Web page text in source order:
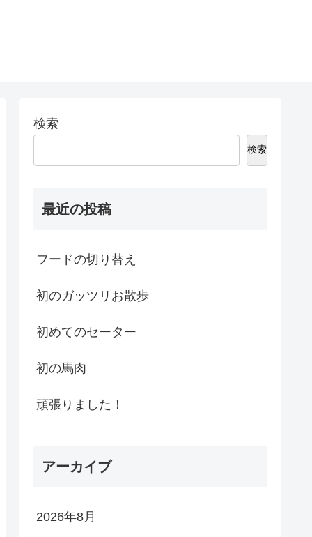
検索
検索
最近の投稿
フードの切り替え
初のガッツリお散歩
初めてのセーター
初の馬肉
頑張りました！
アーカイブ
2026年8月